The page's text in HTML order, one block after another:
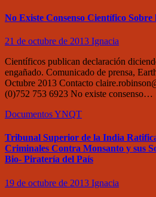
No Existe Consenso Científico
21 de octubre de 2013 Ignacia
Científicos publican declaración
engañado. Comunicado de prensa,
Octubre 2013 Contacto
(0)752 753 6923 No existe consenso…
DocumentosYNQT
Tribunal Superior de la India
Criminales Contra Monsanto y sus
Bio- Piratería del País
19 de octubre de 2013 Ignacia